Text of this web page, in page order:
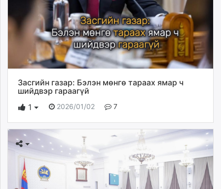
Засгийн газар: Бэлэн мөнгө тараах ямар ч
шийдвэр гараагүй
1
2026/01/02 7